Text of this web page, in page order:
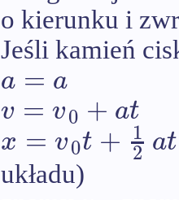
o kierunku i
Jeśli kamień
a = a
v = v0 + at
x = v0t + 1
2 at
układu)